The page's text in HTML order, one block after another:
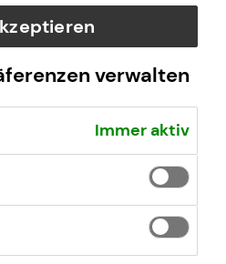
verwalten
Immer aktiv